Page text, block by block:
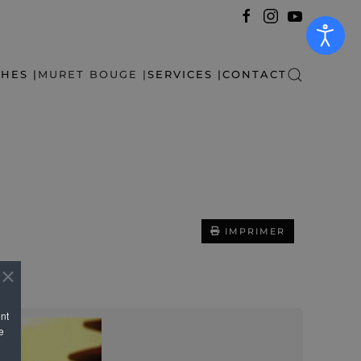
| MURET BOUGE |SERVICES |CONTACT
IMPRIMER